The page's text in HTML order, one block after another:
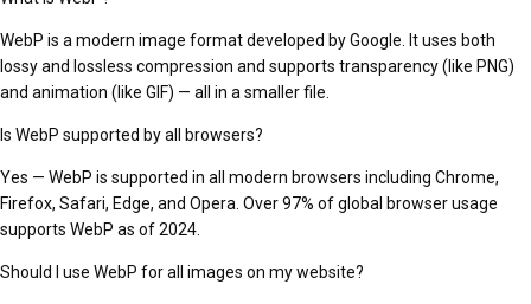
WebP is a modern image format developed by Google. It uses both
lossy and lossless compression and supports transparency (like PNG)
and animation (like GIF) — all in a smaller file.
Is WebP supported by all browsers?
Yes — WebP is supported in all modern browsers including Chrome,
Firefox, Safari, Edge, and Opera. Over 97% of global browser usage
supports WebP as of 2024.
Should I use WebP for all images on my website?